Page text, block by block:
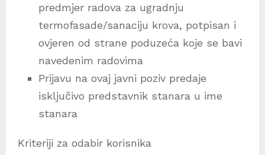
predmjer radova za ugradnju
termofasade/sanaciju krova, potpisan i
ovjeren od strane poduzeća koje se bavi
navedenim radovima
Prijavu na ovaj javni poziv predaje
isključivo predstavnik stanara u ime
stanara
Kriteriji za odabir korisnika